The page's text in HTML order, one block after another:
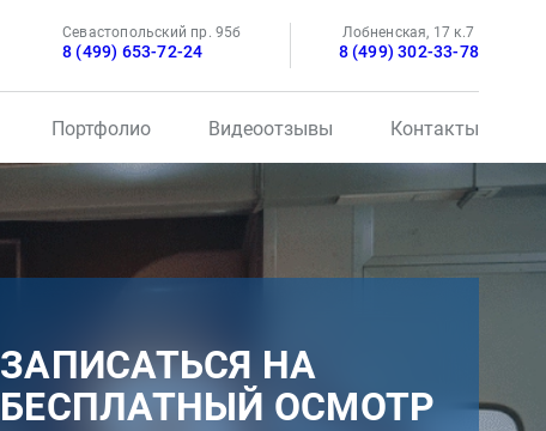
Севастопольский пр. 95б
8 (499) 653-72-24
Лобненская, 17 к.7
8 (499) 302-33-78
Портфолио Видеоотзывы Контакты
ЗАПИСАТЬСЯ НА
БЕСПЛАТНЫЙ ОСМОТР